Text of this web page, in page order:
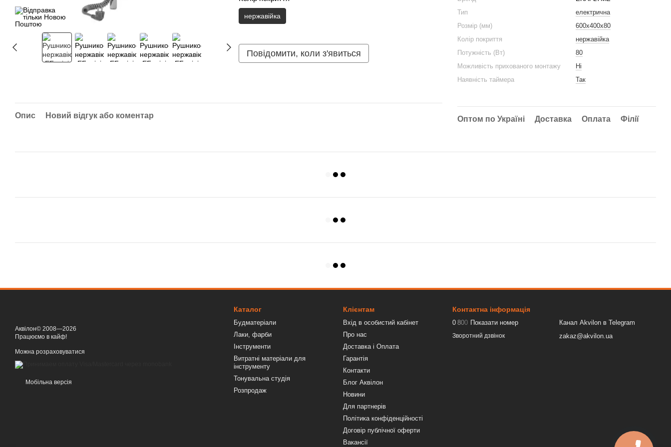
нержавійка
Повідомити, коли з'явиться
Тип
електрична
Розмір (мм)
600x400x80
Колір покриття
нержавійка
Потужність (Вт)
80
Можливість прихованого монтажу
Ні
Наявність таймера
Так
Оптом по Україні Доставка Оплата Філії
Опис Новий відгук або коментар
Аквілон© 2008—2026
Працюємо в кайф!
Можна розраховуватися
Мобільна версія
Каталог
Будматеріали
Лаки, фарби
Інструменти
Витратні матеріали для
інструменту
Тонувальна студія
Розпродаж
Клієнтам
Вхід в особистий кабінет
Про нас
Доставка і Оплата
Гарантія
Контакти
Блог Аквілон
Новини
Для партнерів
Політика конфіденційності
Договір публічної оферти
Вакансії
Контактна інформація
0 800 Показати номер
Зворотний дзвінок
Канал Akvilon в Telegram
zakaz@akvilon.ua